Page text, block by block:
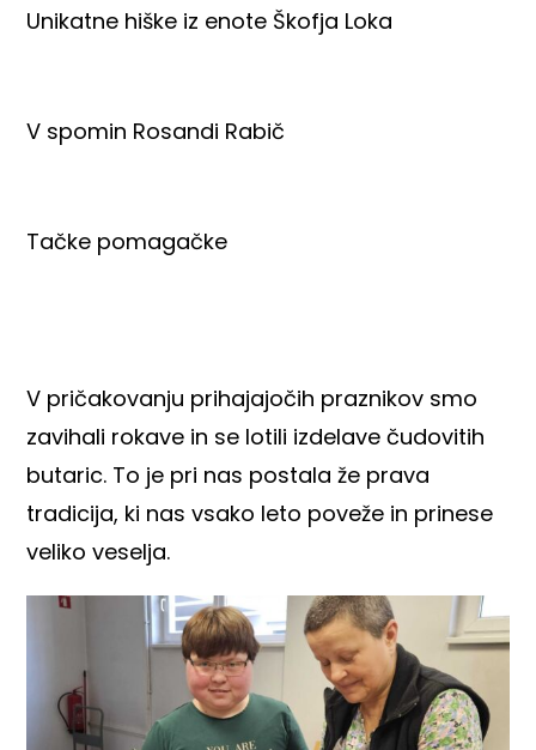
Unikatne hiške iz enote Škofja Loka
V spomin Rosandi Rabič
Tačke pomagačke
V pričakovanju prihajajočih praznikov smo
zavihali rokave in se lotili izdelave čudovitih
butaric. To je pri nas postala že prava
tradicija, ki nas vsako leto poveže in prinese
veliko veselja.